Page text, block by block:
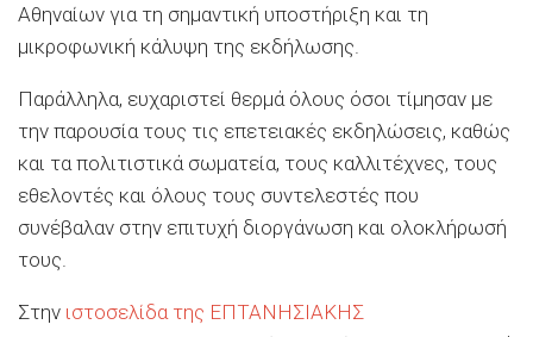
Αθηναίων για τη σημαντική υποστήριξη και τη
μικροφωνική κάλυψη της εκδήλωσης.
Παράλληλα, ευχαριστεί θερμά όλους όσοι τίμησαν με
την παρουσία τους τις επετειακές εκδηλώσεις, καθώς
και τα πολιτιστικά σωματεία, τους καλλιτέχνες, τους
εθελοντές και όλους τους συντελεστές που
συνέβαλαν στην επιτυχή διοργάνωση και ολοκλήρωσή
τους.
Στην ιστοσελίδα της ΕΠΤΑΝΗΣΙΑΚΗΣ